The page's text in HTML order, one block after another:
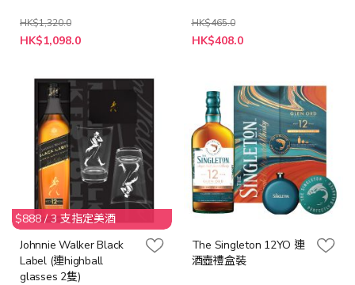
HK$1,320.0
特
殊
HK$1,098.0
HK$465.0
特
殊
HK$408.0
$888 / 3 支指定美酒
Johnnie Walker Black
Label (連highball
glasses 2隻)
The Singleton 12YO 連
酒壺禮盒裝